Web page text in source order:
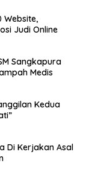
Website,
Judi Online
Sangkapura
Medis
Kedua
Di Kerjakan Asal